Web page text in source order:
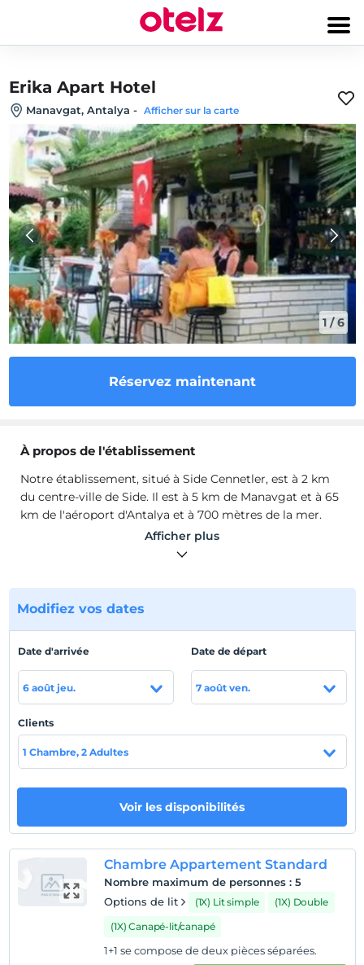
Erika Apart Hotel
Manavgat, Antalya - Afficher sur la carte
1 /6
Réservez maintenant
À propos de l'établissement
Notre établissement, situé à Side Cennetler, est à 2 km
du centre-ville de Side. Il est à 5 km de Manavgat et à 65
km de l'aéroport d'Antalya et à 700 mètres de la mer.
Nous sommes honorés de vous accueillir pour passer
des vacances paisibles en famille.
du centre-ville de Side. Il est à 5 km de Manavgat et à 65
km de l'aéroport d'Antalya et à 700 mètres de la mer.
Emplacement
Il est situé à 2 km du centre-ville de Side et à 65 km de
Plage
Côté plage de sable 700 Mt. est à distance.
Afficher sur la
carte
Politiques de l'hôtel
Afficher plus
Modifiez vos dates
Date d'arrivée
6 août jeu.
Date de départ
7 août ven.
Clients
1 Chambre, 2 Adultes
Voir les disponibilités
Chambre Appartement Standard
Nombre maximum de personnes : 5
Options de lit
(1X) Lit simple
(1X) Double
(1X) Canapé-lit/canapé
1+1 se compose de deux pièces séparées.